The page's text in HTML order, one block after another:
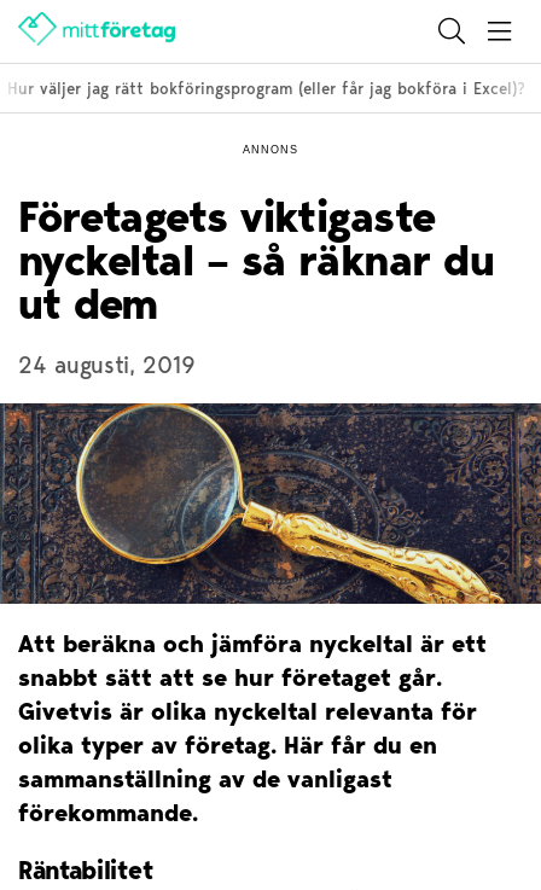
väljer jag rätt bokföringsprogram (eller får jag bokföra i Excel)?
ANNONS
Företagets viktigaste
nyckeltal – så räknar du
ut dem
24 augusti, 2019
Att beräkna och jämföra nyckeltal är ett
snabbt sätt att se hur företaget går.
Givetvis är olika nyckeltal relevanta för
olika typer av företag. Här får du en
sammanställning av de vanligast
förekommande.
Räntabilitet